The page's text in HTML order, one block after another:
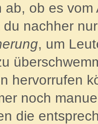
ab, ob es
nachher
, um
hervorrufen
noch
die